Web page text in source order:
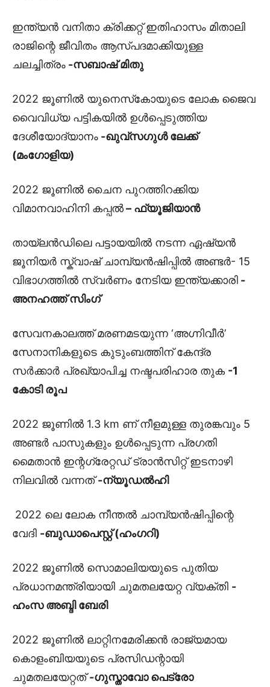
ഇന്ത്യൻ വനിതാ ക്രിക്കറ്റ് ഇതിഹാസം മിതാലി
രാജിന്റെ ജീവിതം ആസ്പദമാക്കിയുള്ള
ചലച്ചിത്രം -സബാഷ് മിതു
2022 ജൂണിൽ യുനെസ്‌കോയുടെ ലോക ജൈവ
വൈവിധ്യ പട്ടികയിൽ ഉൾപ്പെടുത്തിയ
ദേശീയോദ്യാനം -ഖുവ്സഗുൾ ലേക്ക്
(മംഗോളിയ)
2022 ജൂണിൽ ചൈന പുറത്തിറക്കിയ
വിമാനവാഹിനി കപ്പൽ– ഫ്യൂജിയാൻ
തായ്‌ലൻഡിലെ പട്ടായയിൽ നടന്ന ഏഷ്യൻ
ജൂനിയർ സ്ക്വാഷ് ചാമ്പ്യൻഷിപ്പിൽ അണ്ടർ- 15
വിഭാഗത്തിൽ സ്വർണം നേടിയ ഇന്ത്യക്കാരി -
അനഹത്ത് സിംഗ്
സേവനകാലത്ത് മരണമടയുന്ന ‘അഗ്നിവീർ’
സേനാനികളുടെ കുടുംബത്തിന് കേന്ദ്ര
സർക്കാർ പ്രഖ്യാപിച്ച നഷ്ടപരിഹാര തുക -1
കോടി രൂപ
2022 ജൂണിൽ 1.3 km ണ് നീളമുള്ള തുരങ്കവും 5
അണ്ടർ പാസുകളും ഉൾപ്പെടുന്ന പ്രഗതി
മൈതാൻ ഇന്റഗ്രേറ്റഡ് ട്രാൻസിറ്റ് ഇടനാഴി
നിലവിൽ വന്നത്-ന്യൂഡൽഹി
2022 ലെ ലോക നീന്തൽ ചാമ്പ്യൻഷിപ്പിന്റെ
വേദി -ബുഡാപെസ്റ്റ് (ഹംഗറി)
2022 ജൂണിൽ സൊമാലിയയുടെ പുതിയ
പ്രധാനമന്ത്രിയായി ചുമതലയേറ്റ വ്യക്തി -
ഹംസ അബ്ദി ബേരി
2022 ജൂണിൽ ലാറ്റിനമേരിക്കൻ രാജ്യമായ
കൊളംബിയയുടെ പ്രസിഡന്റായി
ചുമതലയേറ്റത്-ഗുസ്താവോ പെട്രോ